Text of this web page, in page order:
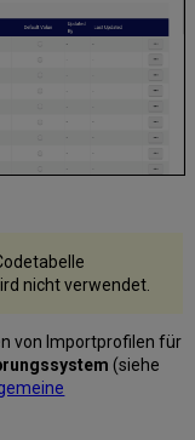
nicht verwendet.
von Importprofilen für
(siehe